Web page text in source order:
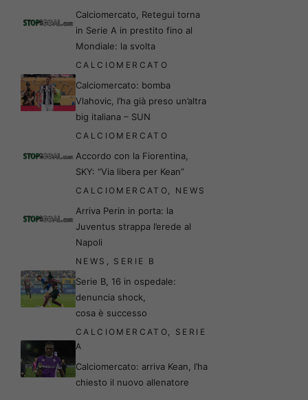
Calciomercato, Retegui torna
in Serie A in prestito fino al
Mondiale: la svolta
CALCIOMERCATO
Calciomercato: bomba
Vlahovic, l’ha già preso un’altra
big italiana – SUN
CALCIOMERCATO
Accordo con la Fiorentina,
SKY: “Via libera per Kean”
CALCIOMERCATO NEWS
Arriva Perin in porta: la
Juventus strappa l’erede al
Napoli
NEWS SERIE B
Serie B, 16 in ospedale:
denuncia shock,
cosa è successo
CALCIOMERCATO
SERIE
A
Calciomercato: arriva Kean, l’ha
chiesto il nuovo allenatore